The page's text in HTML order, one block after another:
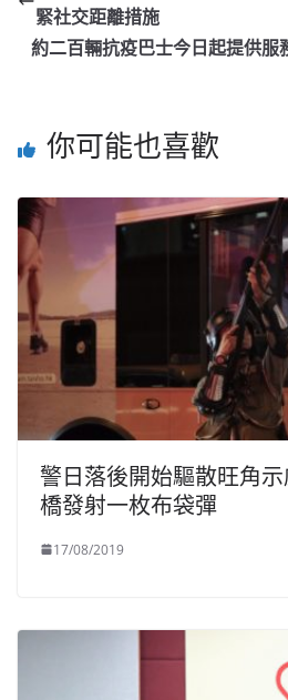
緊社交距離措施
約二百輛抗疫巴士今日起提供服
你可能也喜歡
警日落後開始驅散旺角
橋發射一枚布袋彈
17/08/2019